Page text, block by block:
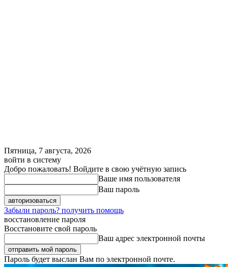
Пятница, 7 августа, 2026
войти в систему
Добро пожаловать! Войдите в свою учётную запись
Ваше имя пользователя
Ваш пароль
Забыли пароль? получить помощь
восстановление пароля
Восстановите свой пароль
Ваш адрес электронной почты
Пароль будет выслан Вам по электронной почте.